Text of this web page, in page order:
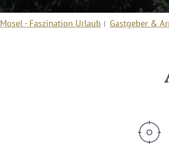
Mosel - Faszination Urlaub Gastgeber &